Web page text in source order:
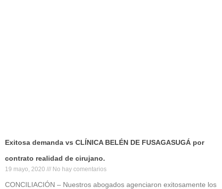
Exitosa demanda vs CLÍNICA BELÉN DE FUSAGASUGÁ por
contrato realidad de cirujano.
19 mayo, 2020 No hay comentarios
CONCILIACIÓN – Nuestros abogados agenciaron exitosamente los